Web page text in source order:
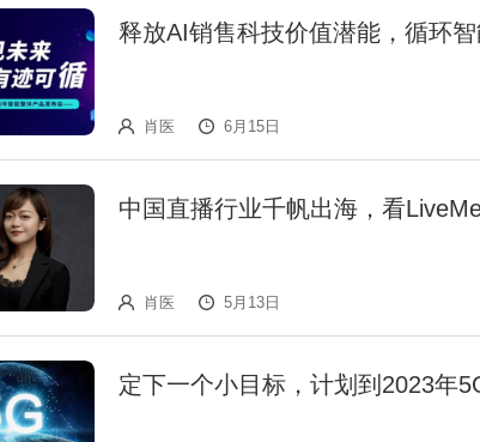
释放AI销售科技价值潜能，循环
肖医 6月15日
中国直播行业千帆出海，看
肖医 5月13日
定下一个小目标，计划到2023年